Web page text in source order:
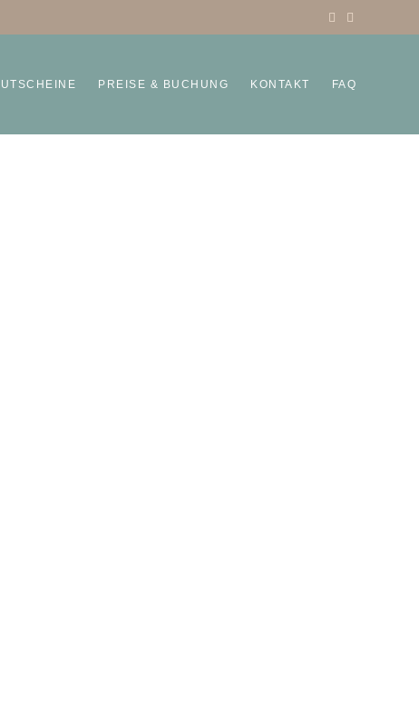
PREISE & BUCHUNG KONTAKT FAQ